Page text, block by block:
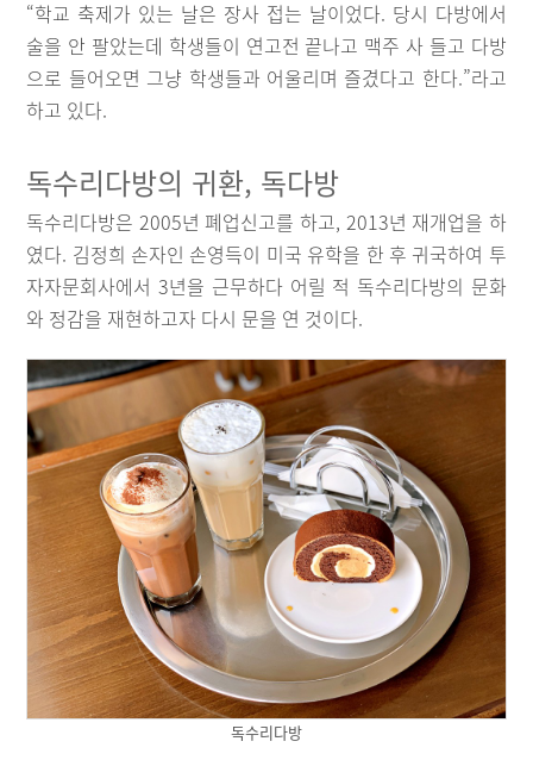
“학교 축제가 있는 날은 장사 접는 날이었다. 당시 다방에서
술을 안 팔았는데 학생들이 연고전 끝나고 맥주 사 들고 다방
으로 들어오면 그냥 학생들과 어울리며 즐겼다고 한다.”라고
하고 있다.
독수리다방의 귀환, 독다방
독수리다방은 2005년 폐업신고를 하고, 2013년 재개업을 하
였다. 김정희 손자인 손영득이 미국 유학을 한 후 귀국하여 투
자자문회사에서 3년을 근무하다 어릴 적 독수리다방의 문화
와 정감을 재현하고자 다시 문을 연 것이다.
독수리다방